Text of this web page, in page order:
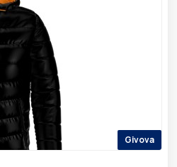
Givova